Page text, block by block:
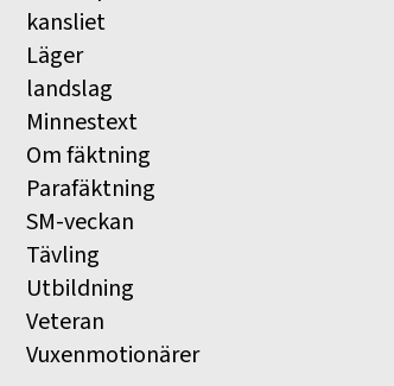
kansliet
Läger
landslag
Minnestext
Om fäktning
Parafäktning
SM-veckan
Tävling
Utbildning
Veteran
Vuxenmotionärer